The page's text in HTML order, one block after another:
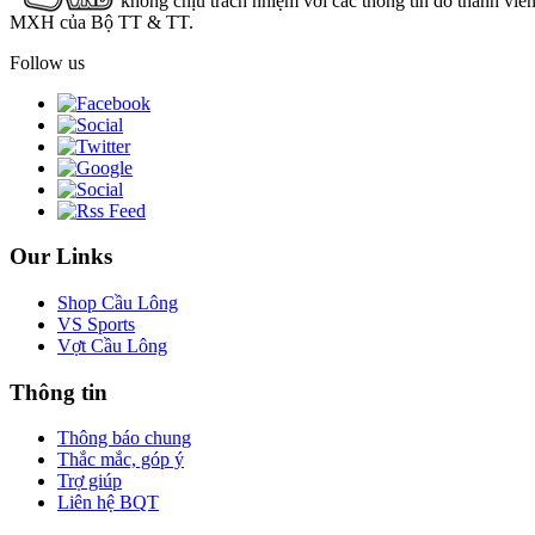
MXH của Bộ TT & TT.
Follow us
Our Links
Shop Cầu Lông
VS Sports
Vợt Cầu Lông
Thông tin
Thông báo chung
Thắc mắc, góp ý
Trợ giúp
Liên hệ BQT